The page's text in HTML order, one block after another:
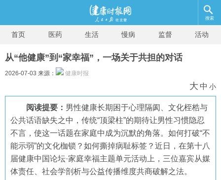
搜索
首页 医药 生活 慢病 监督 活动
从“他健康”到“家幸福”，一场关于共担的对话
2026-07-03 来源： 健康时报
大 中 小
阅读提要： 男性健康长期困于心理隔阂、文化桎梏与
公共话语缺失之中，传统“顶梁柱”的期待让男性习惯隐忍
不言，使这一话题在家庭中成为沉默的角落。如何打破“不
能示弱”的文化枷锁？如何撕掉病耻标签？近日，在第十八
届健康中国论坛·家庭幸福主题单元活动上，三位嘉宾从媒
体责任、社会学剖析与公益传播维度共商破解之法。